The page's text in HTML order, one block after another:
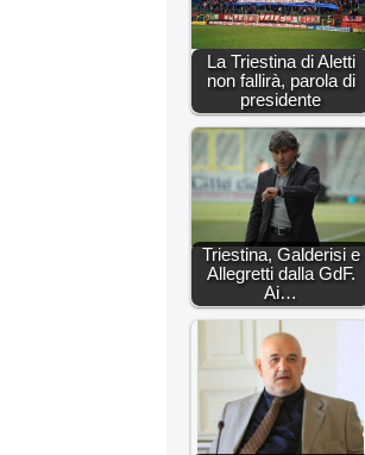
La Triestina di Aletti
non fallirà, parola di
presidente
Triestina, Galderisi e
Allegretti dalla GdF.
Ai…